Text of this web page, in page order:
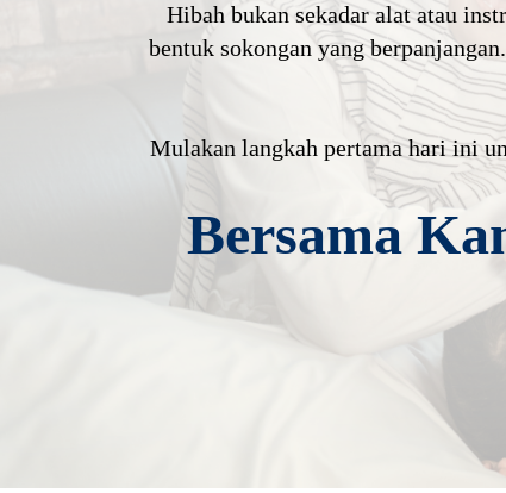
​Hibah bukan sekadar alat atau
bentuk sokongan yang
​Mulakan langkah pertama hari ini
Bersama